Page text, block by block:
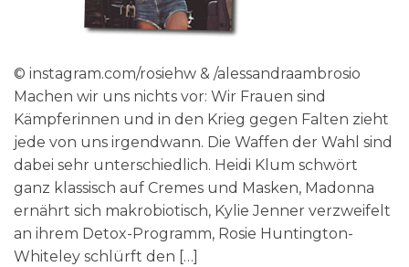
© instagram.com/rosiehw & /alessandraambrosio
Machen wir uns nichts vor: Wir Frauen sind
Kämpferinnen und in den Krieg gegen Falten zieht
jede von uns irgendwann. Die Waffen der Wahl sind
dabei sehr unterschiedlich. Heidi Klum schwört
ganz klassisch auf Cremes und Masken, Madonna
ernährt sich makrobiotisch, Kylie Jenner verzweifelt
an ihrem Detox-Programm, Rosie Huntington-
Whiteley schlürft den […]